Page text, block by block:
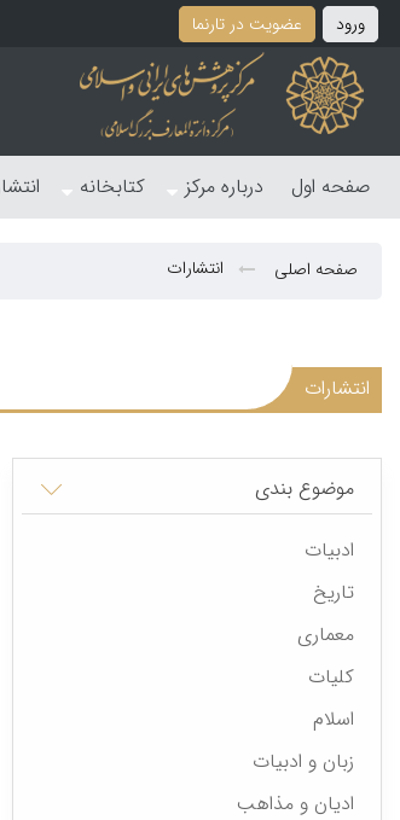
ورود عضویت در تارنما
صفحه اول درباره مرکز کتابخانه
صفحه اصلی انتشارات
انتشارات
موضوع بندی
ادبیات
تاریخ
معماری
کلیات
اسلام
زبان و ادبیات
ادیان و مذاهب